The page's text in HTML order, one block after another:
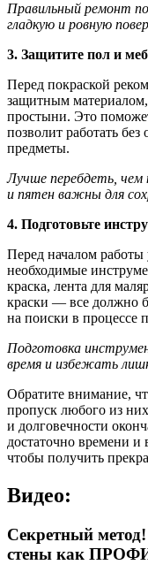
Правильный ремонт
гладкую и ровную
3. Защитите пол и
Перед покраской
защитным
простыни. Это
позволит работать
предметы.
Лучше перебдеть,
и пятен важны для
4. Подготовьте
Перед началом работы
необходимые
краска, лента для
краски — все должно
на поиски в процессе
Подготовка
время и избежать
Обратите внимание,
пропуск любого из них
и долговечности
достаточно времени
чтобы получить
Видео:
Секретный
стены как